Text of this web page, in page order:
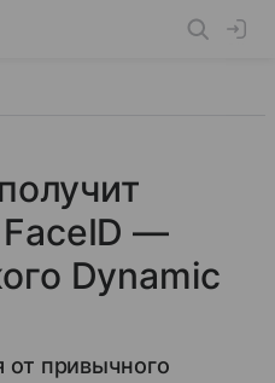
—
Dynamic
от привычного